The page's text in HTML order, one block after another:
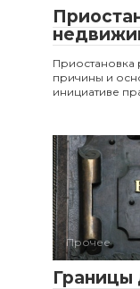
Приостановка
причины и
инициативе
Прочее
Границы